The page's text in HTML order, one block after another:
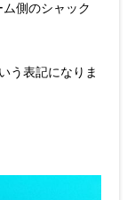
側のシャック
う表記になりま